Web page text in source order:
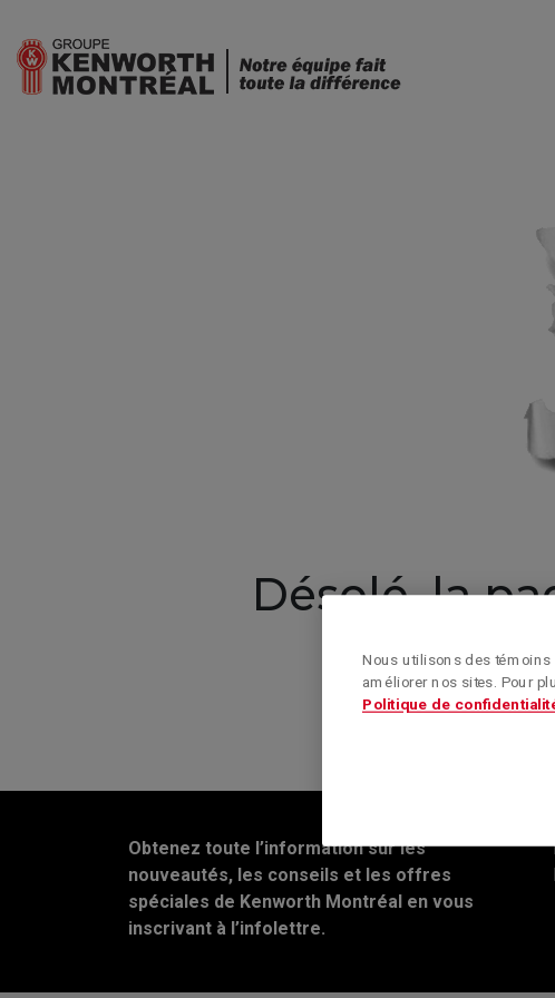
Désolé, la
Obtenez toute l’information sur les
nouveautés, les conseils et les offres
spéciales de Kenworth Montréal en vous
inscrivant à l’infolettre.
Nous utilisons des témoins
améliorer nos sites. Pour
Politique de